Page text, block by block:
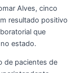
Alves, cinco
resultado positivo
que
estado.
de pacientes de